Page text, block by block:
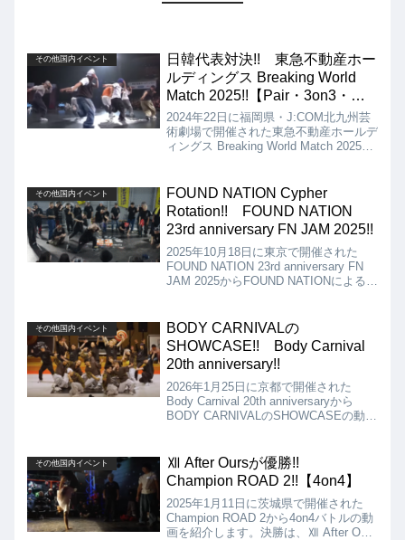
その他国内イベント
日韓代表対決!! 東急不動産ホー
ルディングス Breaking World
Match 2025!!【Pair・3on3・
Crew】
2024年22日に福岡県・J:COM北九州芸
術劇場で開催された東急不動産ホールデ
ィングス Breaking World Match 2025か
て日本の勝利という喜ばしい結果に終わ
りました!!
その他国内イベント
FOUND NATION Cypher
Rotation!! FOUND NATION
23rd anniversary FN JAM 2025!!
2025年10月18日に東京で開催された
FOUND NATION 23rd anniversary FN
JAM 2025からFOUND NATIONによる
代のOB・OGメンバーまでもが、アニバ
ーサリーを祝う形で参戦してくれていま
す!!
その他国内イベント
BODY CARNIVALの
SHOWCASE!! Body Carnival
20th anniversary!!
2026年1月25日に京都で開催された
Body Carnival 20th anniversaryから
BODY CARNIVALのSHOWCASEの動画
BODY CARNIVALの歴史を感じさせる
SHOWCASEを存分に見せつけてくれま
した!!
その他国内イベント
Ⅻ After Oursが優勝!!
Champion ROAD 2!!【4on4】
2025年1月11日に茨城県で開催された
Champion ROAD 2から4on4バトルの動
画を紹介します。決勝は、Ⅻ After Ours